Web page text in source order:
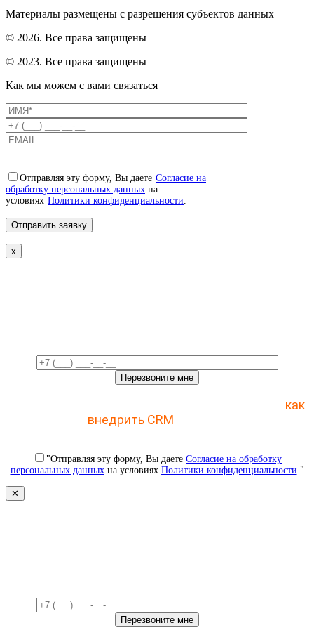
Материалы размещены с разрешения субъектов данных
© 2026. Все права защищены
© 2023. Все права защищены
Как мы можем с вами связаться
Отправляя эту форму, Вы даете Согласие на
обработку персональных данных на
условиях Политики конфиденциальности
x
как
внедрить CRM
"Отправляя эту форму, Вы даете Согласие на обработку
персональных данныхна условиях Политики конфиденциальности ."
✕